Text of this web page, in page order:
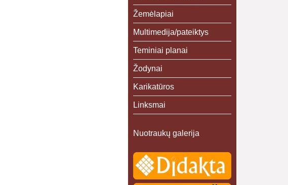
Žemėlapiai
Multimedija/pateiktys
Teminiai planai
Žodynai
Karikatūros
Linksmai
Nuotraukų galerija